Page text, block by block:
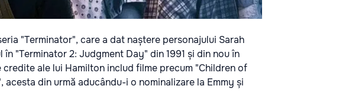
"Terminator", care a dat naștere personajului Sarah
"Terminator 2: Judgment Day" din 1991 și din nou în
ale lui Hamilton includ filme precum "Children of
din urmă aducându-i o nominalizare la Emmy și